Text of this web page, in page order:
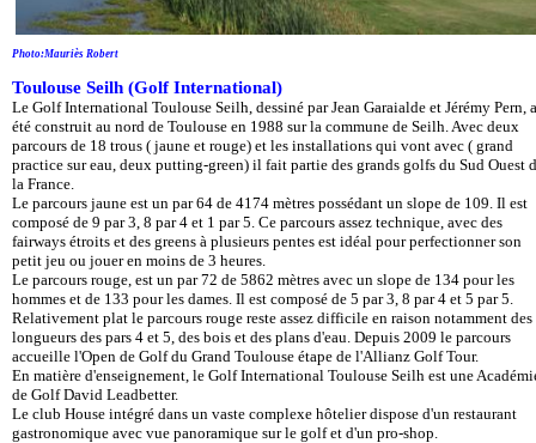
Photo:Mauriès Robert
Toulouse Seilh (Golf International)
Le Golf International Toulouse Seilh, dessiné par Jean Garaialde et Jérémy Pern, a
été construit au nord de Toulouse en 1988 sur la commune de Seilh. Avec deux
parcours de 18 trous ( jaune et rouge) et les installations qui vont avec ( grand
practice sur eau, deux putting-green) il fait partie des grands golfs du Sud Ouest
la France.
Le parcours jaune est un par 64 de 4174 mètres possédant un slope de 109. Il est
composé de 9 par 3, 8 par 4 et 1 par 5. Ce parcours assez technique, avec des
fairways étroits et des greens à plusieurs pentes est idéal pour perfectionner son
petit jeu ou jouer en moins de 3 heures.
Le parcours rouge, est un par 72 de 5862 mètres avec un slope de 134 pour les
hommes et de 133 pour les dames. Il est composé de 5 par 3, 8 par 4 et 5 par 5.
Relativement plat le parcours rouge reste assez difficile en raison notamment des
longueurs des pars 4 et 5, des bois et des plans d'eau. Depuis 2009 le parcours
accueille l'Open de Golf du Grand Toulouse étape de l'Allianz Golf Tour.
En matière d'enseignement, le Golf International Toulouse Seilh est une
de Golf David Leadbetter.
Le club House intégré dans un vaste complexe hôtelier dispose d'un restaurant
gastronomique avec vue panoramique sur le golf et d'un pro-shop.